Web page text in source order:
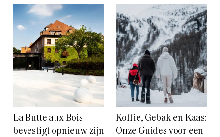
La Butte aux Bois
bevestigt opnieuw zijn
Koffie, Gebak en Kaas:
Onze Guides voor een